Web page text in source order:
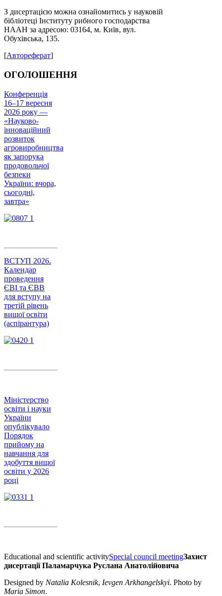
З дисертацією можна ознайомитись у науковій
бібліотеці Інституту рибного господарства
НААН за адресою: 03164, м. Київ, вул.
Обухівська, 135.
[Автореферат]
ОГОЛОШЕННЯ
Конференція
16–17 вересня
2026 року —
«Науково-
інноваційний
розвиток
агровиробництва
як запорука
продовольчої
безпеки
України: вчора,
сьогодні,
завтра»
ВСТУП 2026.
Календар
проведення
ЄВІ та ЄВВ
для вступу на
третій рівень
вищої освіти
(аспірантура)
Міністерство
освіти і науки
України
опублікувало
Порядок
прийому на
навчання для
здобуття вищої
освіти у 2026
році
Educational and scientific activitySpecial council meetingЗахист
дисертації Паламарчука Руслана Анатолійовича
Designed by Natalia Kolesnik, Ievgen Arkhangelskyi. Photo by
Maria Simon.